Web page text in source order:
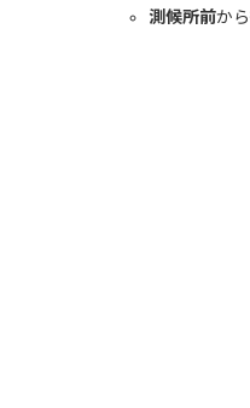
測候所前か